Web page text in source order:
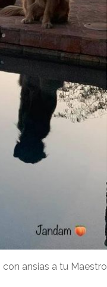
con ansias a tu Maestro